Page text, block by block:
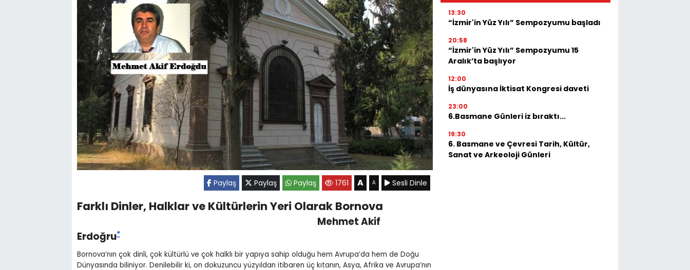
Paylaş Paylaş Paylaş 1761 A A Sesli Dinle
Farklı Dinler, Halklar ve Kültürlerin Yeri Olarak Bornova
Mehmet Akif
Erdoğru*
Bornova’nın çok dinli, çok kültürlü ve çok halklı bir yapıya sahip olduğu hem Avrupa’da hem de Doğu
Dünyasında biliniyor. Denilebilir ki, on dokuzuncu yüzyıldan itibaren üç kıtanın, Asya, Afrika ve Avrupa’nın
13:30
“İzmir'in Yüz Yılı” Sempozyumu başladı
20:58
“İzmir'in Yüz Yılı” Sempozyumu 15
Aralık’ta başlıyor
12:00
İş dünyasına İktisat Kongresi daveti
23:00
6.Basmane Günleri iz bıraktı...
19:30
6. Basmane ve Çevresi Tarih, Kültür,
Sanat ve Arkeoloji Günleri